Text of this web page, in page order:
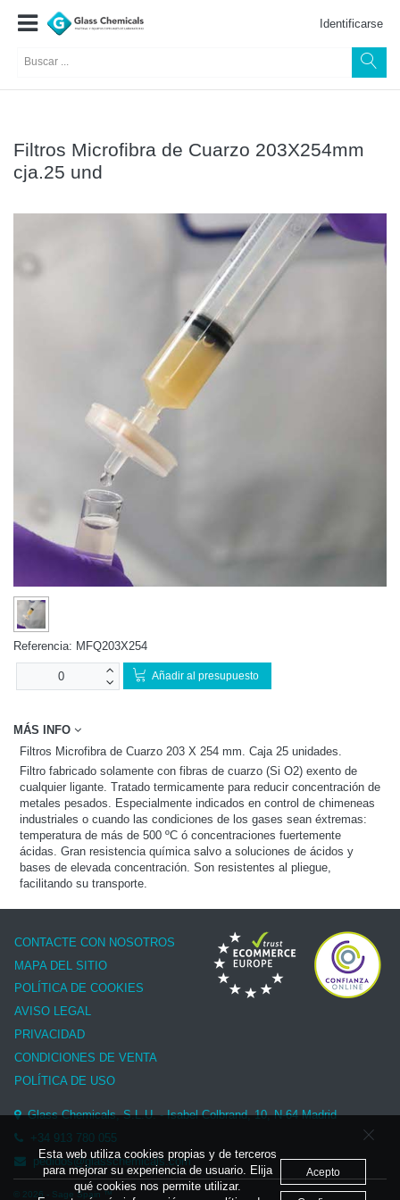
Identificarse
Filtros Microfibra de Cuarzo 203X254mm
cja.25 und
Referencia: MFQ203X254
Añadir al presupuesto
MÁS INFO
Filtros Microfibra de Cuarzo 203 X 254 mm. Caja 25 unidades.
Filtro fabricado solamente con fibras de cuarzo (Si O2) exento de
cualquier ligante. Tratado termicamente para reducir concentración de
metales pesados. Especialmente indicados en control de chimeneas
industriales o cuando las condiciones de los gases sean éxtremas:
temperatura de más de 500 ºC ó concentraciones fuertemente
ácidas. Gran resistencia química salvo a soluciones de ácidos y
bases de elevada concentración. Son resistentes al pliegue,
facilitando su transporte.
CONTACTE CON NOSOTROS
MAPA DEL SITIO
POLÍTICA DE COOKIES
AVISO LEGAL
PRIVACIDAD
CONDICIONES DE VENTA
POLÍTICA DE USO
Glass Chemicals, S.L.U. - Isabel Colbrand, 10, N-64 Madrid
+34 913 780 055
pedidos@glasschemicals.com
© 2026 - Sage Spain ™
Esta web utiliza cookies propias y de terceros
para mejorar su experiencia de usuario. Elija
qué cookies nos permite utilizar.
Acepto